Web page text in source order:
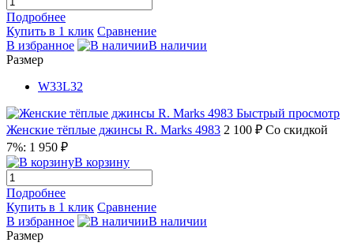
Подробнее
Купить в 1 клик Сравнение
В избранное
В наличии
Размер
W33L32
Быстрый просмотр
Женские тёплые джинсы R. Marks 4983 2 100 ₽ Со скидкой
7%: 1 950 ₽
В корзину
Подробнее
Купить в 1 клик Сравнение
В избранное
В наличии
Размер